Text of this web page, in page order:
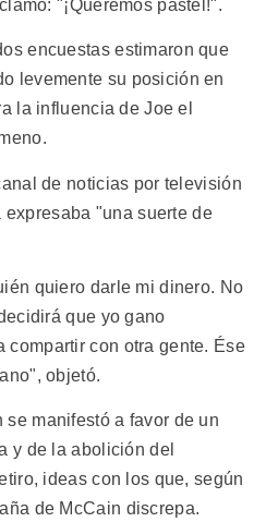
"¡Queremos pastel!".
encuestas estimaron que
levemente su posición en
la influencia de Joe el
de noticias por televisión
expresaba "una suerte de
quiero darle mi dinero. No
que yo gano
compartir con otra gente. Ése
objetó.
manifestó a favor de un
y de la abolición del
ideas con los que, según
de McCain discrepa.